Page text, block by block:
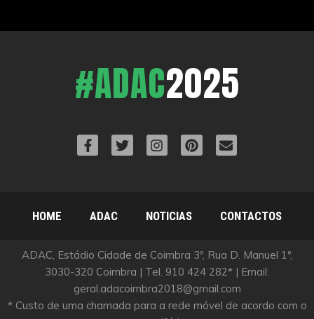
#ADAC2025
HOME ADAC NOTICIAS CONTACTOS
ADAC, Estádio Cidade de Coimbra 3º, Rua D. Manuel 1º,
3030-320 Coimbra | Tel. 910 424 282* | Email:
geral.adacoimbra2018@gmail.com
* Custo de uma chamada para a rede móvel de acordo com o